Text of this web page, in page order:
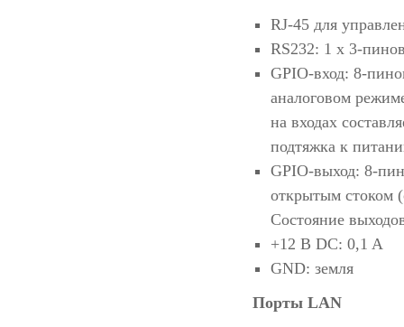
RJ-45 для
RS232: 1 x 3-
GPIO-вход: 8-
аналоговом
на входах
подтяжка к
GPIO-выход: 8-
открытым стоком
Состояние
+12 В DC: 0,1 A
GND: земля
Порты LAN